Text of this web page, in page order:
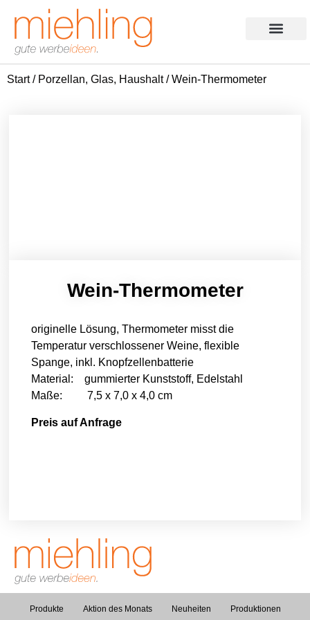
Start/ Porzellan, Glas, Haushalt/ Wein-Thermometer
Wein-Thermometer
originelle Lösung, Thermometer misst die
Temperatur verschlossener Weine, flexible
Spange, inkl. Knopfzellenbatterie
Material: gummierter Kunststoff, Edelstahl
Maße: 7,5 x 7,0 x 4,0 cm
Preis auf Anfrage
Produkte Aktion des Monats Neuheiten Produktionen